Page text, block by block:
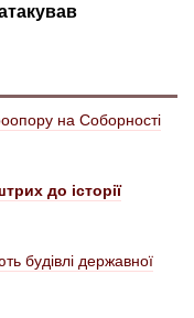
на Соборності
до історії
будівлі державної